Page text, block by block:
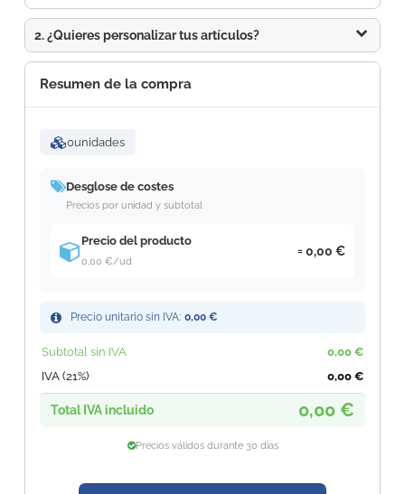
2. ¿Quieres personalizar tus artículos?
Resumen de la compra
0unidades
Desglose de costes
Precios por unidad y subtotal
Precio del producto
0,00 €/ud
0,00 €
Precio unitario sin IVA: 0,00 €
Subtotal sin IVA
0,00 €
IVA (21%)
0,00 €
Total IVA incluido 0,00 €
Precios válidos durante 30 días